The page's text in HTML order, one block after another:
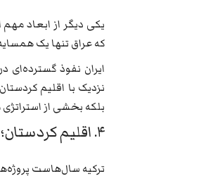
یکی دیگر از ابعاد مهم
که عراق تنها یک
ایران نفوذ گسترده‌ای
نزدیک با اقلیم
بلکه بخشی از
۴. اقلیم کردستان؛ مسیر نفوذ ترکیه به عراق و خلیج فارس
ترکیه سال‌هاست